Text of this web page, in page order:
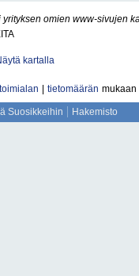
yrityksen omien www-sivujen
kartalla
toimialan tietomäärän mukaan
Suosikkeihin Hakemisto